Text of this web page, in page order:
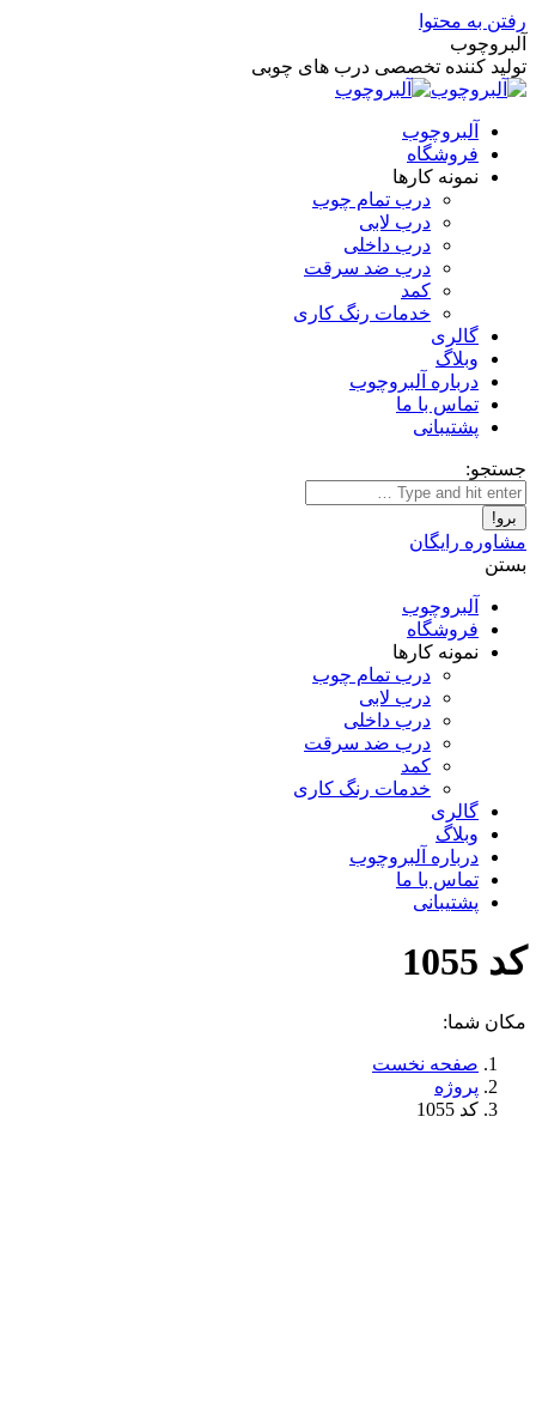
رفتن به محتوا
آلبروچوب
تولید کننده تخصصی درب های چوبی
آلبروچوب
فروشگاه
نمونه کارها
درب تمام چوب
درب لابی
درب داخلی
درب ضد سرقت
کمد
خدمات رنگ کاری
گالری
وبلاگ
درباره آلبروچوب
تماس با ما
پشتیبانی
جستجو:
مشاوره رایگان
بستن
آلبروچوب
فروشگاه
نمونه کارها
درب تمام چوب
درب لابی
درب داخلی
درب ضد سرقت
کمد
خدمات رنگ کاری
گالری
وبلاگ
درباره آلبروچوب
تماس با ما
پشتیبانی
کد 1055
مکان شما:
صفحه نخست
پروژه
کد 1055